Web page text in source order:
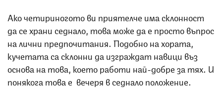
Ако четириногото ви приятелче има склонност
да се храни седнало, това може да е просто въпрос
на лични предпочитания. Подобно на хората,
кучетата са склонни да изграждат навици въз
основа на това, което работи най-добре за тях. И
понякога това е вечеря в седнало положение.